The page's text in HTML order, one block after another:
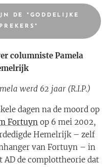
DE "GODDELIJKE
columniste Pamela
werd 62 jaar (R.I.P.)
dagen na de moord op
Fortuyn op 6 mei 2002,
Hemelrijk – zelf
van Fortuyn – in
AD de complottheorie dat